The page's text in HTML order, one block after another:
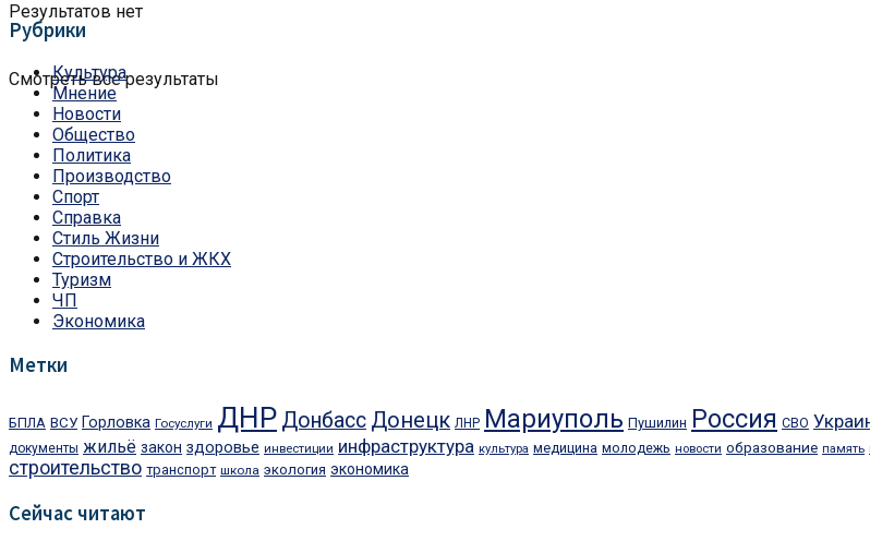
Результатов нет
Смотреть все результаты
Рубрики
Культура
Мнение
Новости
Общество
Политика
Производство
Спорт
Справка
Стиль Жизни
Строительство и ЖКХ
Туризм
ЧП
Экономика
Метки
БПЛА ВСУ Горловка Госуслуги ДНР Донбасс Донецк ЛНР Мариуполь Пушилин Россия СВО
документы жильё закон здоровье инвестиции инфраструктура культура медицина молодежь новости образование память
строительство транспорт школа экология экономика
Сейчас читают